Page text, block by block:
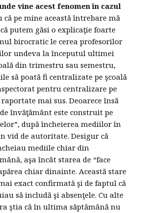
vine acest fenomen în cazul
că pe mine această întrebare mă
putem găsi o explicaţie foarte
birocratic le cerea profesorilor
undeva la începutul ultimei
din trimestru sau semestru,
să poată fi centralizate pe şcoală
pentru centralizare pe
mai sus. Deoarece însă
învăţământ este construit pe
după încheierea mediilor în
vid de autoritate. Desigur că
mediile chiar din
aşa încât starea de “face
chiar dinainte. Această stare
exact confirmată şi de faptul că
să includă şi absenţele. Cu alte
ştia că în ultima săptămână nu